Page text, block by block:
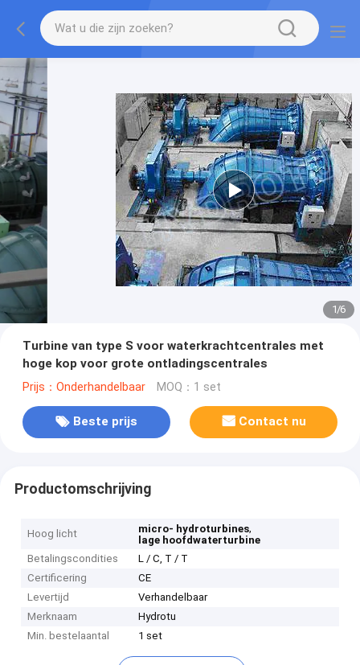
1/6
Turbine van type S voor waterkrachtcentrales met
hoge kop voor grote ontladingscentrales
Prijs：Onderhandelbaar MOQ：1 set
Beste prijs Contact nu
Productomschrijving
Hoog licht micro- hydroturbines,
lage hoofdwaterturbine
Betalingscondities
L / C, T / T
Certificering
CE
Levertijd
Verhandelbaar
Merknaam
Hydrotu
Min. bestelaantal
1 set